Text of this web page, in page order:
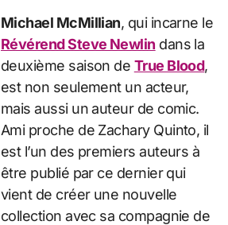
Michael McMillian, qui incarne le
Révérend Steve Newlin dans la
deuxième saison de True Blood,
est non seulement un acteur,
mais aussi un auteur de comic.
Ami proche de Zachary Quinto, il
est l’un des premiers auteurs à
être publié par ce dernier qui
vient de créer une nouvelle
collection avec sa compagnie de